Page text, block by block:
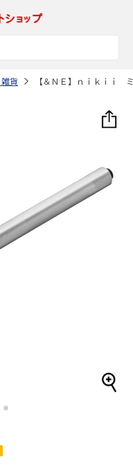
貨 【＆ＮＥ】ｎｉｋｉｉ
6